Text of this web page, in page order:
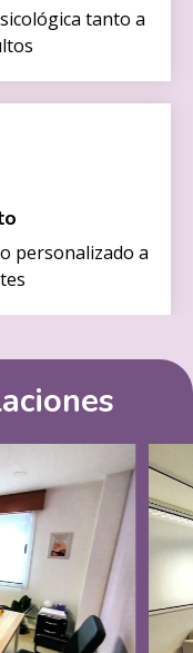
tanto a
personalizado a